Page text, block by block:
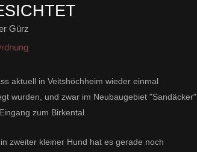
Gürz
aktuell in Veitshöchheim wieder einmal
wurden, und zwar im Neubaugebiet "Sandäcker"
zum Birkental.
zweiter kleiner Hund hat es gerade noch